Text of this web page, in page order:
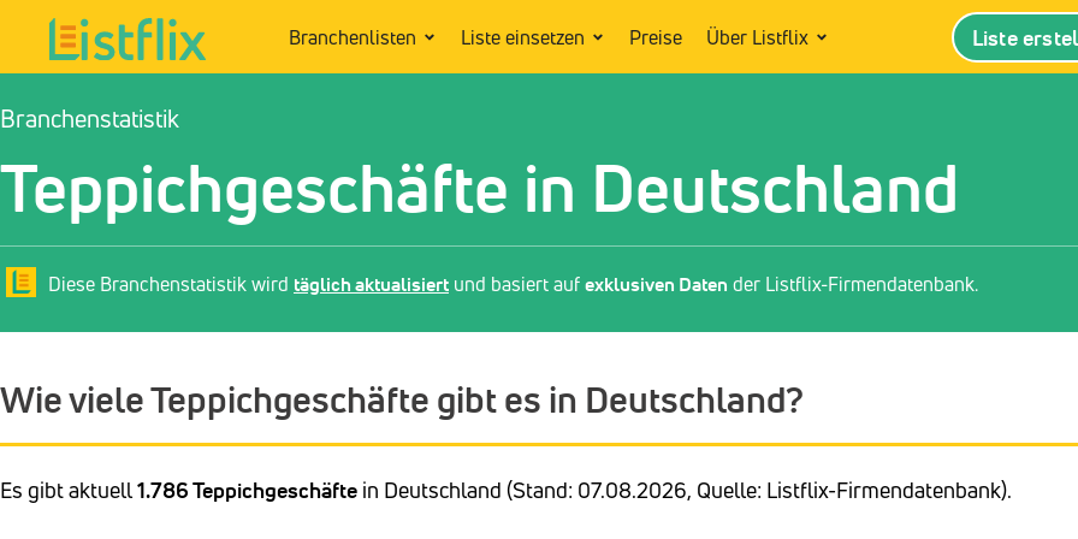
Branchenlisten Liste einsetzen Preise Über Listflix Liste
Branchenstatistik
Teppichgeschäfte in Deutschland
Diese Branchenstatistik wird täglich aktualisiert und basiert aufexklusiven Daten der Listflix-Firmendatenbank.
Wie viele Teppichgeschäfte gibt es in Deutschland?
Es gibt aktuell1.786 Teppichgeschäfte in Deutschland (Stand: 07.08.2026, Quelle: Listflix-Firmendatenbank).